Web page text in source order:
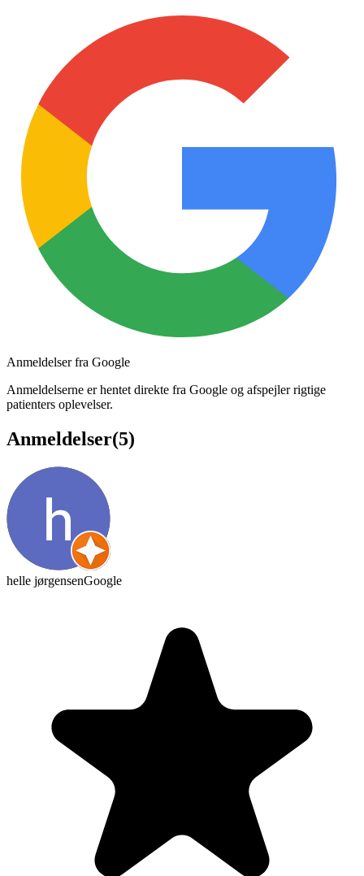
Anmeldelser fra Google
Anmeldelserne er hentet direkte fra Google og afspejler rigtige
patienters oplevelser.
Anmeldelser(5)
helle jørgensenGoogle